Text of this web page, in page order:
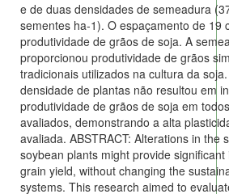
e de duas densidades de semeadura
sementes ha-1). O espaçamento de 19
produtividade de grãos de soja. A
proporcionou produtividade de grãos
tradicionais utilizados na cultura da
densidade de plantas não resultou em
produtividade de grãos de soja em
avaliados, demonstrando a alta
avaliada. ABSTRACT: Alterations in the
soybean plants might provide
grain yield, without changing the
systems. This research aimed to